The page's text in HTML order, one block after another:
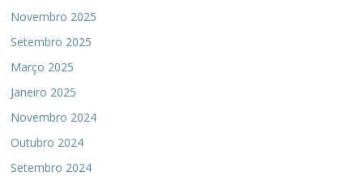
Novembro 2025
Setembro 2025
Março 2025
Janeiro 2025
Novembro 2024
Outubro 2024
Setembro 2024